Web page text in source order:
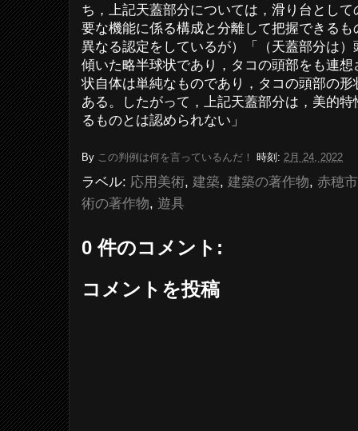
ち，上記天蓋部分については，滑り台とし
要な機能に係る構成と分離して把握できる
異なる認定をしているが）「（天蓋部分は
傾いた略半球状であり，タコの頭部をも連
状自体は単純なものであり，タコの頭部の
ある。したがって，上記天蓋部分は，美的
るものとは認められない」
By この判例は何を言っているんだ！ 時刻: 2月 24, 2022
ラベル: 応用美術, 建築, 建築の著作物, 赤穂市
術の著作物, 遊具
0 件のコメント:
コメントを投稿